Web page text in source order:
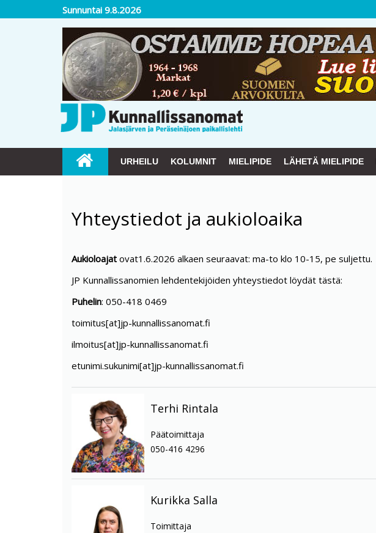
Sunnuntai 9.8.2026
URHEILU KOLUMNIT MIELIPIDE LÄHETÄ MIELIPIDE
Yhteystiedot ja aukioloaika
Aukioloajat ovat1.6.2026 alkaen seuraavat: ma-to klo 10-15, pe suljettu.
JP Kunnallissanomien lehdentekijöiden yhteystiedot löydät tästä:
Puhelin: 050-418 0469
toimitus[at]jp-kunnallissanomat.fi
ilmoitus[at]jp-kunnallissanomat.fi
etunimi.sukunimi[at]jp-kunnallissanomat.fi
Terhi Rintala
Päätoimittaja
050-416 4296
Kurikka Salla
Toimittaja